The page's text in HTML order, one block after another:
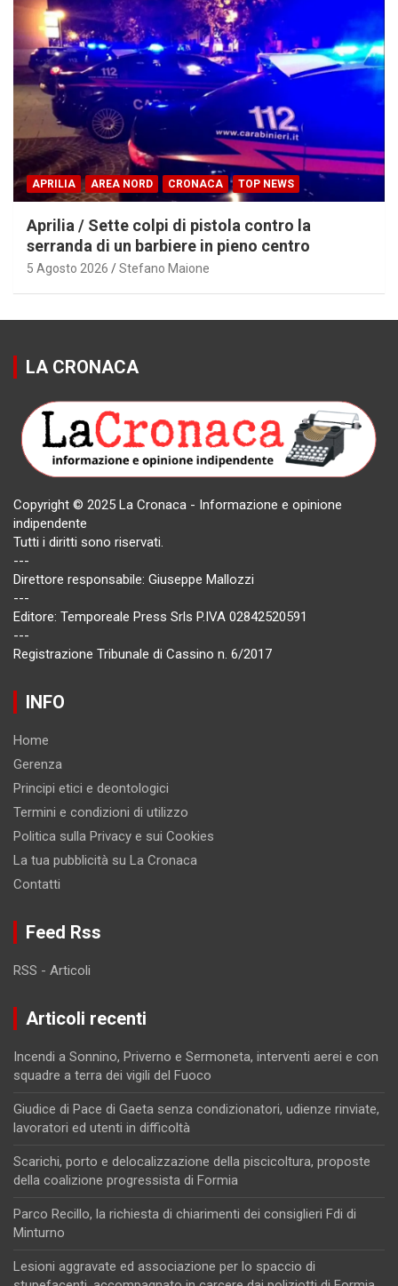
APRILIA AREA NORD CRONACA TOP NEWS
Aprilia / Sette colpi di pistola contro la
serranda di un barbiere in pieno centro
5 Agosto 2026 Stefano Maione
LA CRONACA
Copyright © 2025 La Cronaca - Informazione e opinione
indipendente
Tutti i diritti sono riservati.
---
Direttore responsabile: Giuseppe Mallozzi
---
Editore: Temporeale Press Srls P.IVA 02842520591
---
Registrazione Tribunale di Cassino n. 6/2017
INFO
Home
Gerenza
Principi etici e deontologici
Termini e condizioni di utilizzo
Politica sulla Privacy e sui Cookies
La tua pubblicità su La Cronaca
Contatti
Feed Rss
RSS - Articoli
Articoli recenti
Incendi a Sonnino, Priverno e Sermoneta, interventi aerei e con
squadre a terra dei vigili del Fuoco
Giudice di Pace di Gaeta senza condizionatori, udienze rinviate,
lavoratori ed utenti in difficoltà
Scarichi, porto e delocalizzazione della piscicoltura, proposte
della coalizione progressista di Formia
Parco Recillo, la richiesta di chiarimenti dei consiglieri Fdi di
Minturno
Lesioni aggravate ed associazione per lo spaccio di